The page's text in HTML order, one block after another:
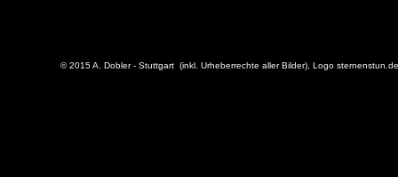
© 2015 A. Dobler - Stuttgart (inkl. Urheberrechte aller Bilder), Logo